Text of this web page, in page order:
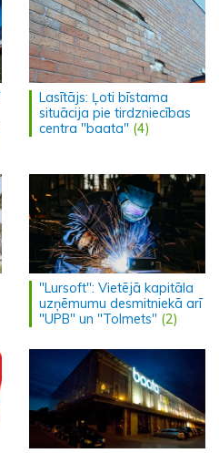
Lasītājs: Ļoti bīstama
situācija pie tirdzniecības
centra "baata" (4)
"Lursoft": Vietējā kapitāla
uzņēmumu desmitniekā arī
"UPB" un "Tolmets" (2)